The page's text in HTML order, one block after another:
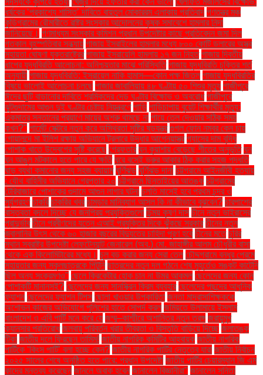
ধর্ষকের ‘প্রকাশ্যে শাস্তি’ দাবিতে বায়তুল মোকাররম এলাকায় প্রতিবাদ গণতন্ত্র মঞ্চ
কুড়িগ্রামের রৌমারীতে রাষ্ট্র সংস্কার আন্দোলনের কৃষক সমাবেশে হামলার নিন্দা
জানিয়েছে। গণমাধ্যম সংস্কার কমিশন প্রধান উপদেষ্টার কাছে প্রতিবেদন জমা দিল
গতকাল বৃহস্পতিবার সন্ধ্যায় গাজায় ইসরাইলের হামলার মধ্যে ৮০০ কোটি ডলারের অস্ত্র
সহায়তা ঘোষণা যুক্তরাষ্ট্রের গাজায় ইসরায়েলি হামলায় ১৭ জন নিহত গাজায় দ্বিতীয়
ধাপের যুদ্ধবিরতি আলোচনা: অনিশ্চয়তার মাঝে পরিস্থিতি গাজায় যুদ্ধবিরতি চুক্তির শর্ত
অনুযায়ী গাজায় যুদ্ধবিরতি: ইসরায়েল নাকি হামাস—কোন পক্ষ জিতল গাজায় যুদ্ধবিরতির
বিষয়ে ভালোই আলোচনা চলছে গাজার জাবালিয়ায় ৪৮ ঘণ্টায় ৫০ শিশুর মৃত্যু গাজীপুরে
ঈদের ছুটি বাড়ানোর দাবিতে শ্রমিকদের দেড় ঘণ্টার বিক্ষোভ ও অবরোধ গাজীপুরে
ঝুটগুদামের আগুন দুই ঘণ্টার চেষ্টায় নিয়ন্ত্রণে গাড়ি গাড়িচাপায় বুয়েট শিক্ষার্থীর মৃত্যু:
একমাত্র সন্তানের প্রয়াণে মায়ের অশ্রু থামছে না গায়ে তেল দেওয়ার সঠিক সময়
কখন?" গার্মেন্ট সেক্টরে নতুন করে অস্থিরতা সৃষ্টির ষড়যন্ত্র গুগল ফোন নম্বর কেন চায়
গোয়ালন্দে মা ইলিশ রক্ষায় অভিযানে ট্রলারে উদ্ধার আগ্নেয়াস্ত্র গ্যাসের দাম বৃদ্ধি
পোশাক খাতে উদ্বেগের সৃষ্টি করেছে গ্রেফতার ঘন কুয়াশায় বেড়েছে শীতের অনুভূতি ঘন
ঘন আঙুল মটকালে হতে পারে যে ক্ষতি ঘরে বসেই ভ্রুর আকার ঠিক করার সহজ পদ্ধতি
ঘাড় ব্যথা কমানোর জন্য সহজ ব্যায়াম ঘূর্ণিঝড় ঘূর্ণিঝড় দানা চট্টগ্রামে আইনজীবী হত্যায়
: যৌথ বাহিনীর অভিযানে গ্রেপ্তার ২০ চট্টগ্রামে ছিনতাইয়ের আতঙ্ক চট্টগ্রামের
টেরিবাজারে পোশাকের গুদামে আগুন লাগার ঘটনা চলতি মাসেই হবে প্রথম চন্দ্র ও
সূর্যগ্রহণ চাকরি চাকরির খবর চামড়ার মানিব্যাগ আসল কি না কীভাবে বুঝবেন? চারপাশের
বাস্তবতা বদলে দিচ্ছে যে জনপ্রিয় প্রযুক্তিগুলো চিন্ময় কৃষ্ণ দাস চীনে নতুন ভাইরাসের
প্রাদুর্ভাব চীনে প্রবীণদের যত্নে এআই প্রযুক্তির দিকে ঝুঁকছে সরকার চীনের নতুন
জ্বালানির উৎস থেকে ৬০ হাজার বছরের বিদ্যুতের চাহিদা পূরণ হবে চীনের মতে চুরির
স্থান স্বরাষ্ট্র উপদেষ্টা লেফটেন্যান্ট জেনারেল (অব.) মো. জাহাঙ্গীর আলম চৌধুরীর বাসা
থেকে এক কিলোমিটারের মধ্যে। চুল বড় করার জন্য সেরা তেল চৌদ্দগ্রামে বন্ধুর প্রেমে
সহায়তার জন্য স্কুলছাত্রকে পিটুনি ছাত্রদের নতুন দল গঠনে শেষ মুহূর্তেও সঙ্কট কাটেনি
ছিল অন্য সংক্রমণও" ছেলে ক্রিকেটার হোক চান না উমর আকমল ছেলেদের জন্য কোন
পোশাকটি মানানসই? ছেলেদের জন্য সানস্ক্রিন ক্রিম ব্যবহার ছেলেদের পছন্দের আধুনিক
ফ্যাশন ছেলেদের ফ্যাশন টিপস ছোলা খাওয়ার উপকারিতা জনতা মাদ্রাসাশিক্ষককে
অশোভন কাজের অভিযোগে পুলিশের হাতে সোপর্দ করল জমিয়তে উলামায়ে ইসলাম
বাংলাদেশ ও এবি পার্টি মনে করে যে জম্মু–কাশ্মীরে অশান্তির নতুন তরঙ্গ জরায়ুমুখ
ক্যানসার প্রতিরোধ জলবায়ু পরিবর্তন খরার তীব্রতা ও বিস্তৃতি বাড়িয়ে দিচ্ছে জলাতঙ্ক
টিকা জাতীয় দলে ফিরছেন তামিম! জাতীয় নাগরিক কমিটির আহ্বায়ক জাতীয় নাগরিক
পার্টিকে ‘কিংস পার্টি’ বলা হচ্ছে কেন? জাতীয় নাগরিক পার্টির নেতৃত্বে যারা জাতীয় নির্বাচন
২০২৫ সালের শেষে অনুষ্ঠিত হতে পারে: প্রধান উপদেষ্টা জাতীয় পার্টির চেয়ারম্যান জি এম
কাদের মন্তব্য করেছেন জানলে অবাক হবেন জানালেন বিজ্ঞানীরা" জানালেন সুনিতা